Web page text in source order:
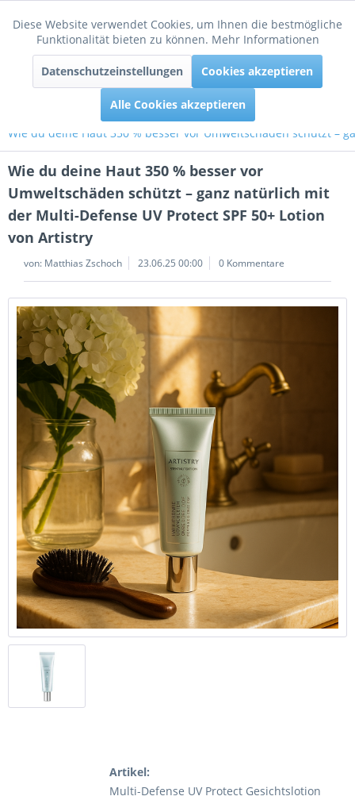
Menü
Wie du deine Haut 350 % besser vor Umweltschäden schützt –
Wie du deine Haut 350 % besser vor
Umweltschäden schützt – ganz natürlich mit
der Multi-Defense UV Protect SPF 50+ Lotion
von Artistry
von: Matthias Zschoch 23.06.25 00:00 0 Kommentare
Artikel:
Multi-Defense UV Protect Gesichtslotion
Funktionale Aktiv
Tracking Inaktiv
Diese Website verwendet Cookies, um Ihnen die bestmögliche
Funktionalität bieten zu können. Mehr Informationen
Datenschutzeinstellungen Cookies akzeptieren
Alle Cookies akzeptieren